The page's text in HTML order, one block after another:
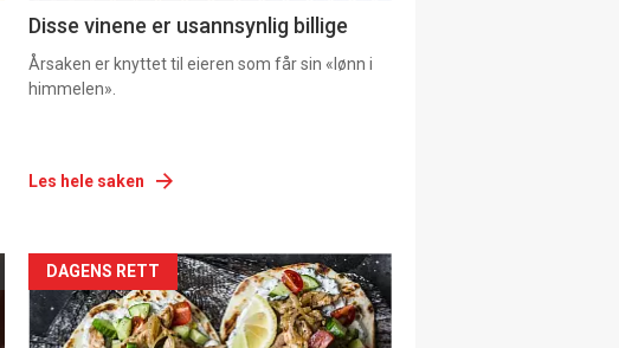
Disse vinene er usannsynlig billige
Årsaken er knyttet til eieren som får sin «lønn i
himmelen».
Les hele saken
Forsiden
akkurat
DAGENS RETT